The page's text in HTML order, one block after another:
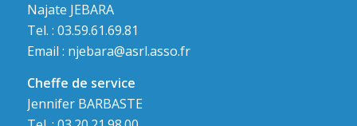
Najate JEBARA
Tel. : 03.59.61.69.81
Email : njebara@asrl.asso.fr
Cheffe de service
Jennifer BARBASTE